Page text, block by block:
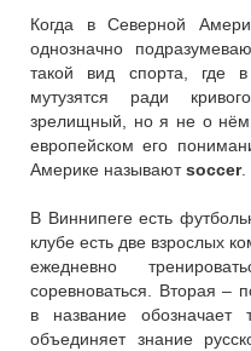
Когда в Северной
однозначно
такой вид спорта, где
мутузятся ради
зрелищный, но я не о
европейском его
Америке называютsoccer.
В Виннипеге есть
клубе есть две взрослых
ежедневно
соревноваться. Вторая –
в название обозначает
объединяет знание